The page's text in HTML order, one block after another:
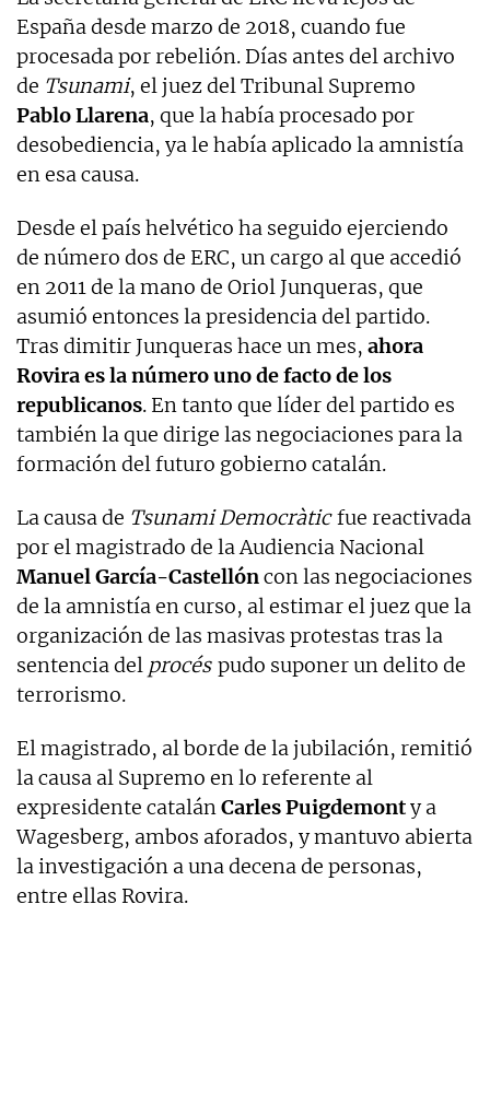
España desde marzo de 2018, cuando fue
procesada por rebelión. Días antes del archivo
de Tsunami, el juez del Tribunal Supremo
Pablo Llarena, que la había procesado por
desobediencia, ya le había aplicado la amnistía
en esa causa.
Desde el país helvético ha seguido ejerciendo
de número dos de ERC, un cargo al que accedió
en 2011 de la mano de Oriol Junqueras, que
asumió entonces la presidencia del partido.
Tras dimitir Junqueras hace un mes, ahora
Rovira es la número uno de facto de los
republicanos. En tanto que líder del partido es
también la que dirige las negociaciones para la
formación del futuro gobierno catalán.
La causa de Tsunami Democràticfue reactivada
por el magistrado de la Audiencia Nacional
Manuel García-Castellóncon las negociaciones
de la amnistía en curso, al estimar el juez que la
organización de las masivas protestas tras la
sentencia del procés pudo suponer un delito de
terrorismo.
El magistrado, al borde de la jubilación, remitió
la causa al Supremo en lo referente al
expresidente catalánCarles Puigdemonty a
Wagesberg, ambos aforados, y mantuvo abierta
la investigación a una decena de personas,
entre ellas Rovira.